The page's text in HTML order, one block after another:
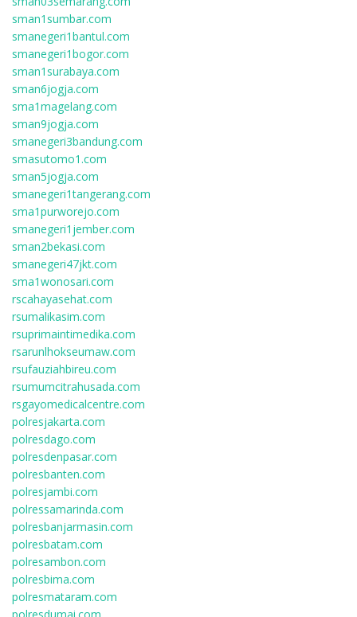
sman1sumbar.com
smanegeri1bantul.com
smanegeri1bogor.com
sman1surabaya.com
sman6jogja.com
sma1magelang.com
sman9jogja.com
smanegeri3bandung.com
smasutomo1.com
sman5jogja.com
smanegeri1tangerang.com
sma1purworejo.com
smanegeri1jember.com
sman2bekasi.com
smanegeri47jkt.com
sma1wonosari.com
rscahayasehat.com
rsumalikasim.com
rsuprimaintimedika.com
rsarunlhokseumaw.com
rsufauziahbireu.com
rsumumcitrahusada.com
rsgayomedicalcentre.com
polresjakarta.com
polresdago.com
polresdenpasar.com
polresbanten.com
polresjambi.com
polressamarinda.com
polresbanjarmasin.com
polresbatam.com
polresambon.com
polresbima.com
polresmataram.com